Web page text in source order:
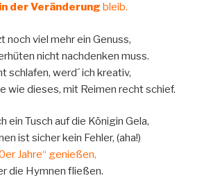
der Veränderung bleib.
noch viel mehr ein Genuss,
nicht nachdenken muss.
schlafen, werd´ ich kreativ,
wie dieses, mit Reimen recht schief.
ein Tusch auf die Königin Gela,
ist sicher kein Fehler, (aha!)
Jahre“ genießen,
die Hymnen fließen.